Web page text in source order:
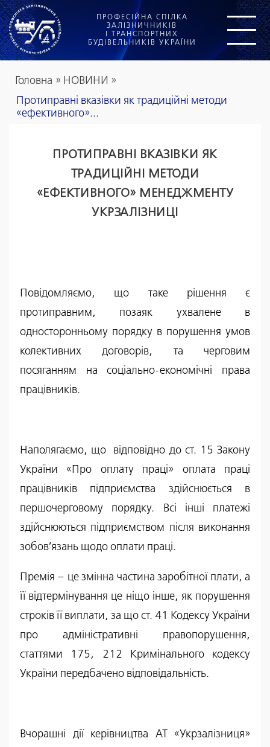
ПРОФЕСІЙНА СПІЛКА
ЗАЛІЗНИЧНИКІВ
І ТРАНСПОРТНИХ
БУДІВЕЛЬНИКІВ УКРАЇНИ
Головна » НОВИНИ »
Протиправні вказівки як традиційні методи
«ефективного»...
ПРОТИПРАВНІ ВКАЗІВКИ ЯК
ТРАДИЦІЙНІ МЕТОДИ
«ЕФЕКТИВНОГО» МЕНЕДЖМЕНТУ
УКРЗАЛІЗНИЦІ
Повідомляємо, що таке рішення є
протиправним, позаяк ухвалене в
односторонньому порядку в порушення умов
колективних договорів, та черговим
посяганням на соціально-економічні права
працівників.
Наполягаємо, що відповідно до ст. 15 Закону
України «Про оплату праці» оплата праці
працівників підприємства здійснюється в
першочерговому порядку. Всі інші платежі
здійснюються підприємством після виконання
зобов’язань щодо оплати праці.
Премія – це змінна частина заробітної плати, а
її відтермінування це ніщо інше, як порушення
строків її виплати, за що ст. 41 Кодексу України
про адміністративні правопорушення,
статтями 175, 212 Кримінального кодексу
України передбачено відповідальність.
Вчорашні дії керівництва АТ «Укрзалізниця»